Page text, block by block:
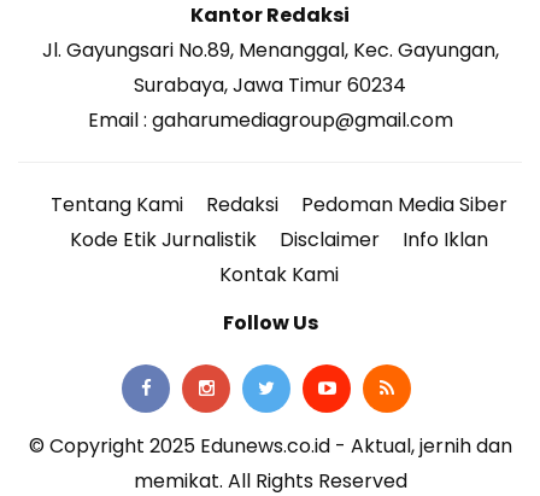
Kantor Redaksi
Jl. Gayungsari No.89, Menanggal, Kec. Gayungan,
Surabaya, Jawa Timur 60234
Email : gaharumediagroup@gmail.com
Tentang Kami Redaksi
Pedoman Media Siber
Kode Etik Jurnalistik
Disclaimer
Info Iklan
Kontak Kami
Follow Us
© Copyright 2025 Edunews.co.id - Aktual, jernih dan
memikat. All Rights Reserved